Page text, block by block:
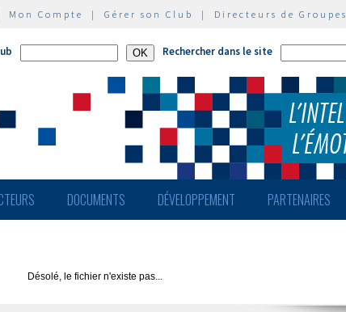
Mon Compte | Gérer son Club | Directeurs de Groupes
Rechercher dans le site
DOCUMENTS DÉVELOPPEMENT PARTENAIRES
Désolé, le fichier n'existe pas...